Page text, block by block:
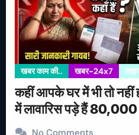
खबर काम की.. खबर-24x7
कहीं आपके घर में भी तो नहीं
में लावारिस पड़े हैं
No Comments